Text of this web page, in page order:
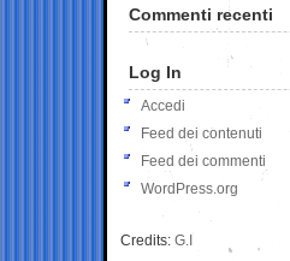
Commenti recenti
Log In
Accedi
Feed dei contenuti
Feed dei commenti
WordPress.org
Credits: G.I